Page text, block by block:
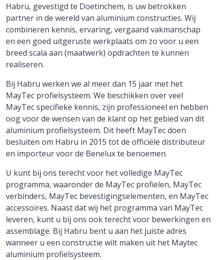
Habru, gevestigd te Doetinchem, is uw betrokken
partner in de wereld van aluminium constructies. Wij
combineren kennis, ervaring, vergaand vakmanschap
en een goed uitgeruste werkplaats om zo voor u een
breed scala aan (maatwerk) opdrachten te kunnen
realiseren.
Bij Habru werken we al meer dan 15 jaar met het
MayTec profielsysteem. We beschikken over veel
MayTec specifieke kennis, zijn professioneel en hebben
oog voor de wensen van de klant op het gebied van dit
aluminium profielsysteem. Dit heeft MayTec doen
besluiten om Habru in 2015 tot de officiële distributeur
en importeur voor de Benelux te benoemen.
U kunt bij ons terecht voor het volledige MayTec
programma, waaronder de MayTec profielen, MayTec
verbinders, MayTec bevestigingselementen, en MayTec
accessoires. Naast dat wij het programma van MayTec
leveren, kunt u bij ons ook terecht voor bewerkingen en
assemblage. Bij Habru bent u aan het juiste adres
wanneer u een constructie wilt maken uit het Maytec
aluminium profielsysteem.